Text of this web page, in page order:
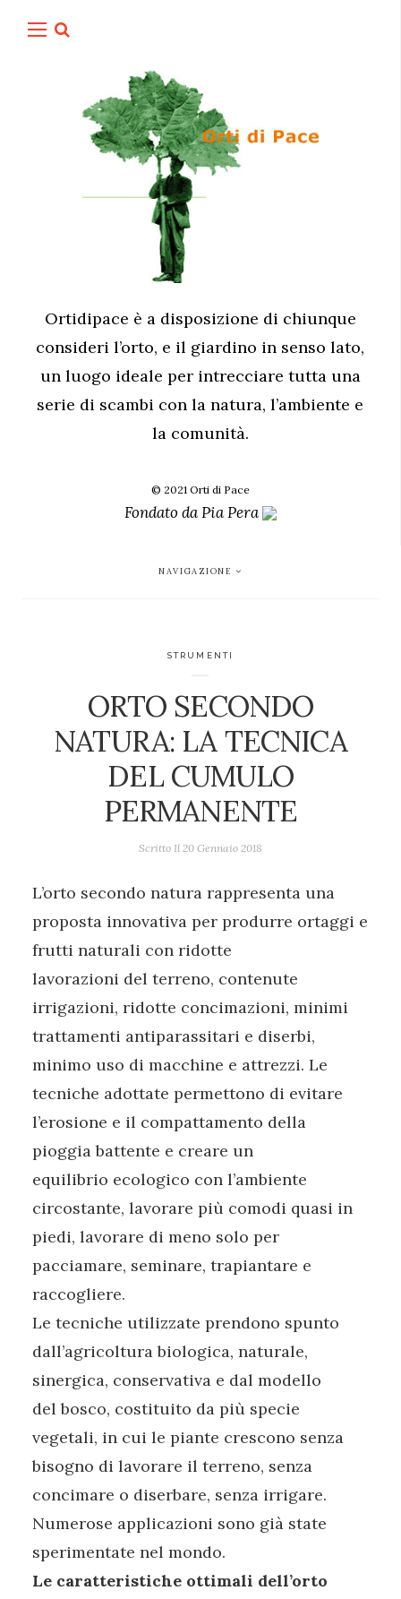
Ortidipace è a disposizione di chiunque
consideri l’orto, e il giardino in senso lato,
un luogo ideale per intrecciare tutta una
serie di scambi con la natura, l’ambiente e
la comunità.
© 2021 Orti di Pace
Fondato daPia Pera
NAVIGAZIONE
STRUMENTI
ORTO SECONDO
NATURA: LA TECNICA
DEL CUMULO
PERMANENTE
Scritto Il 20 Gennaio 2018
L’orto secondo natura rappresenta una
proposta innovativa per produrre ortaggi e
frutti naturali con ridotte
lavorazioni del terreno, contenute
irrigazioni, ridotte concimazioni, minimi
trattamenti antiparassitari e diserbi,
minimo uso di macchine e attrezzi. Le
tecniche adottate permettono di evitare
l’erosione e il compattamento della
pioggia battente e creare un
equilibrio ecologico con l’ambiente
circostante, lavorare più comodi quasi in
piedi, lavorare di meno solo per
pacciamare, seminare, trapiantare e
raccogliere.
Le tecniche utilizzate prendono spunto
dall’agricoltura biologica, naturale,
sinergica, conservativa e dal modello
del bosco, costituito da più specie
vegetali, in cui le piante crescono senza
bisogno di lavorare il terreno, senza
concimare o diserbare, senza irrigare.
Numerose applicazioni sono già state
sperimentate nel mondo.
Le caratteristiche ottimali dell’orto